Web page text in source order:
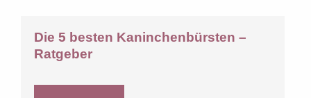
Die 5 besten Kaninchenbürsten –
Ratgeber